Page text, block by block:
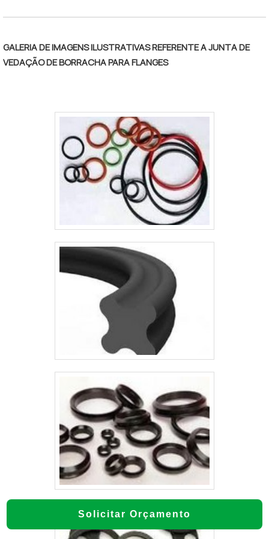
para acessar o nosso site e saber mais
sobre a empresa, nossos serviços e
um orçamento!.
GALERIA DE IMAGENS ILUSTRATIVAS REFERENTE A JUNTA DE
VEDAÇÃO DE BORRACHA PARA FLANGES
Solicitar Orçamento